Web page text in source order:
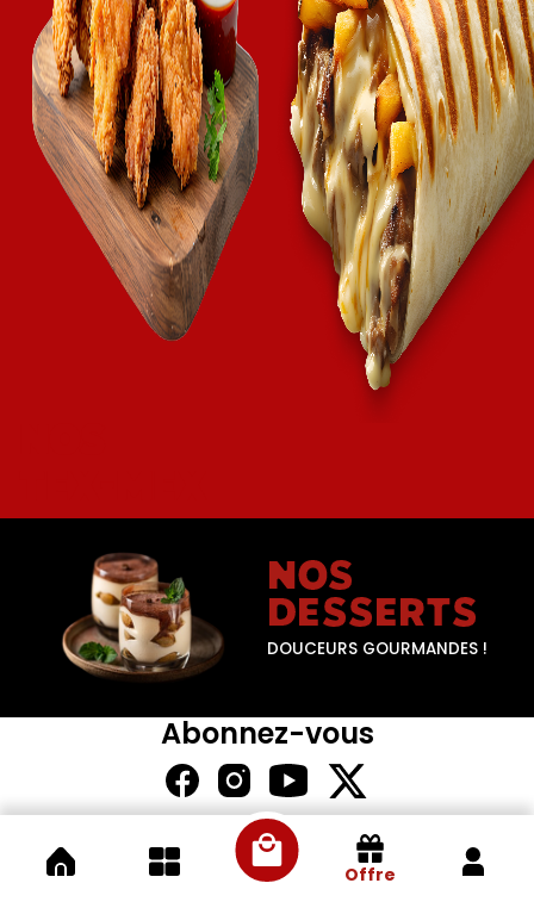
NOS
DESSERTS
DOUCEURS GOURMANDES !
Abonnez-vous
Offre